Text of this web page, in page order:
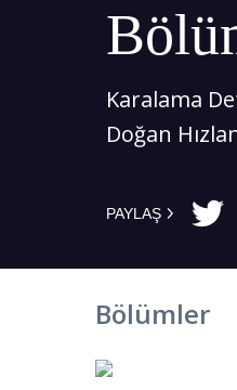
Karalama
Doğan
PAYLAŞ
Bölümler